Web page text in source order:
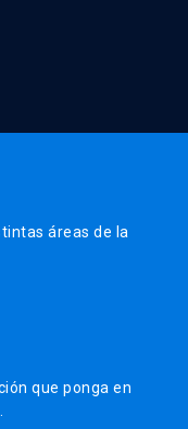
áreas de la
que ponga en